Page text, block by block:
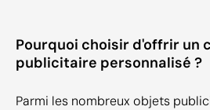
Pourquoi choisir d'offrir un
publicitaire personnalisé ?
Parmi les nombreux objets